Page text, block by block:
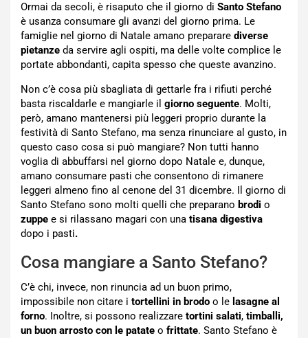
Ormai da secoli, è risaputo che il giorno di Santo Stefano
è usanza consumare gli avanzi del giorno prima. Le
famiglie nel giorno di Natale amano preparare diverse
pietanze da servire agli ospiti, ma delle volte complice le
portate abbondanti, capita spesso che queste avanzino.
Non c’è cosa più sbagliata di gettarle fra i rifiuti perché
basta riscaldarle e mangiarle il giorno seguente. Molti,
però, amano mantenersi più leggeri proprio durante la
festività di Santo Stefano, ma senza rinunciare al gusto, in
questo caso cosa si può mangiare? Non tutti hanno
voglia di abbuffarsi nel giorno dopo Natale e, dunque,
amano consumare pasti che consentono di rimanere
leggeri almeno fino al cenone del 31 dicembre. Il giorno di
Santo Stefano sono molti quelli che preparano brodi o
zuppe e si rilassano magari con una tisana digestiva
dopo i pasti.
Cosa mangiare a Santo Stefano?
C’è chi, invece, non rinuncia ad un buon primo,
impossibile non citare i tortellini in brodo o le lasagne al
forno. Inoltre, si possono realizzare tortini salati, timballi,
un buon arrosto con le patate o frittate. Santo Stefano è